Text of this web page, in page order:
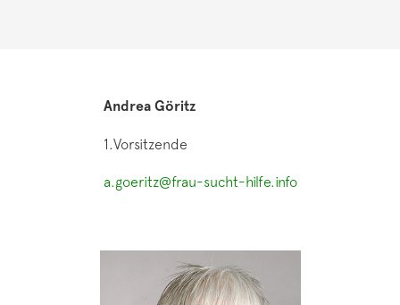
Andrea Göritz
1.Vorsitzende
a.goeritz@frau-sucht-hilfe.info